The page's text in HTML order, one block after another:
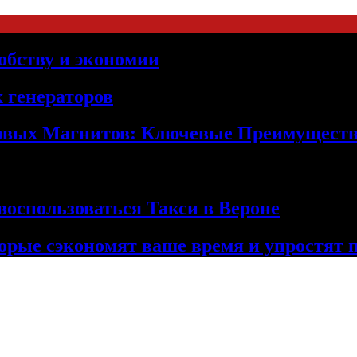
и экономии
Магнитов: Ключевые
Такси в Вероне
сэкономят ваше время и упростят